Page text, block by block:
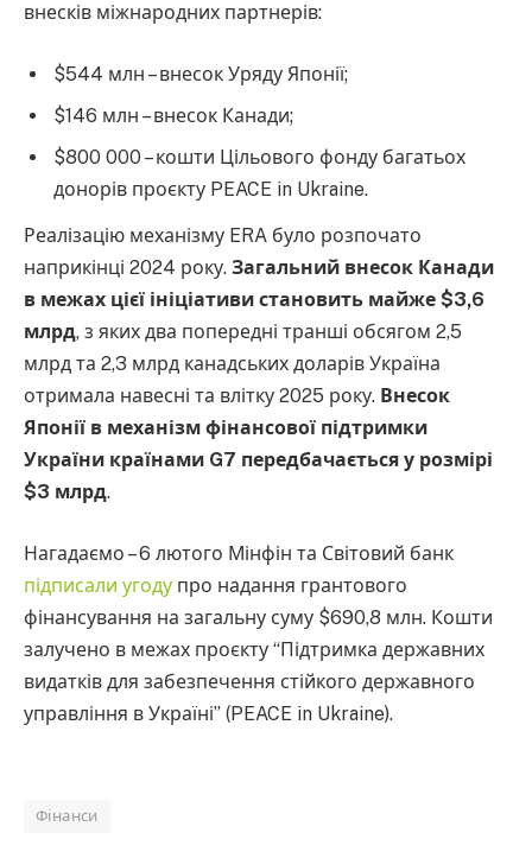
внесків міжнародних партнерів:
$544 млн – внесок Уряду Японії;
$146 млн – внесок Канади;
$800 000 – кошти Цільового фонду багатьох
донорів проєкту PEACE in Ukraine.
Реалізацію механізму ERA було розпочато
наприкінці 2024 року. Загальний внесок Канади
в межах цієї ініціативи становить майже $3,6
млрд, з яких два попередні транші обсягом 2,5
млрд та 2,3 млрд канадських доларів Україна
отримала навесні та влітку 2025 року. Внесок
Японії в механізм фінансової підтримки
України країнами G7 передбачається у розмірі
$3 млрд.
Нагадаємо – 6 лютого Мінфін та Світовий банк
підписали угоду про надання грантового
фінансування на загальну суму $690,8 млн. Кошти
залучено в межах проєкту “Підтримка державних
видатків для забезпечення стійкого державного
управління в Україні” (PEACE in Ukraine).
Фінанси